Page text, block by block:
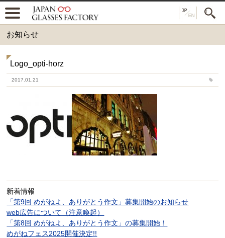
お知らせ
Logo_opti-horz
2017.01.21
新着情報
「第9回 めがねよ、ありがとう作文」募集開始のお知らせ
web広告について（注意喚起）
「第8回 めがねよ、ありがとう作文」の募集開始！
めがねフェス2025開催決定!!